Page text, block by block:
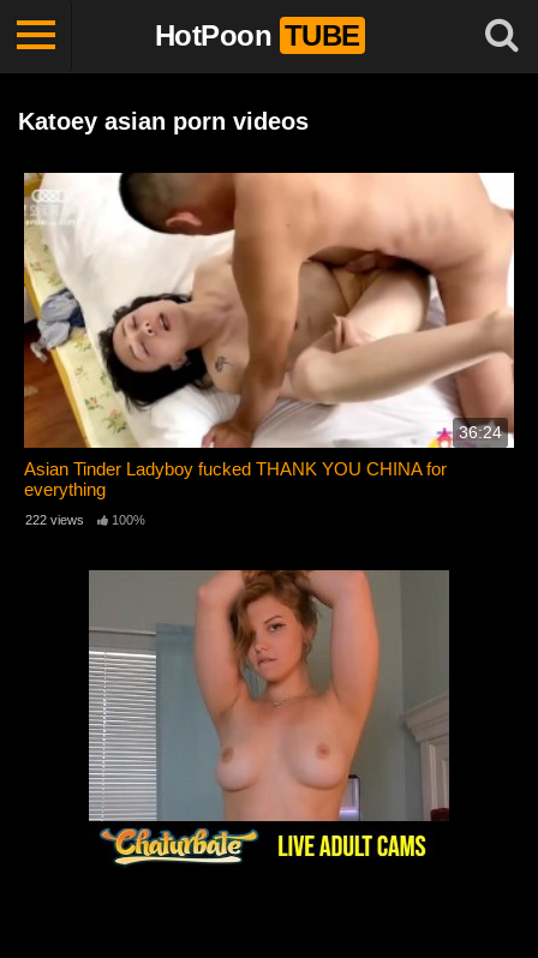
HotPoon TUBE
Katoey asian porn videos
36:24
Asian Tinder Ladyboy fucked THANK YOU CHINA for
everything
222 views 100%